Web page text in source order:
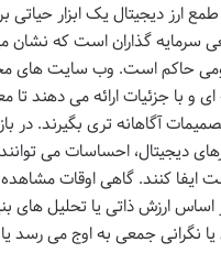
ارز دیجیتال یک ابزار حیاتی
سرمایه گذاران است که نشان
حاکم است. وب سایت های
و با جزئیات ارائه می دهند تا
آگاهانه تری بگیرند. در
دیجیتال، احساسات می
ایفا کنند. گاهی اوقات
اساس ارزش ذاتی یا تحلیل های
نگرانی جمعی به اوج می رسد